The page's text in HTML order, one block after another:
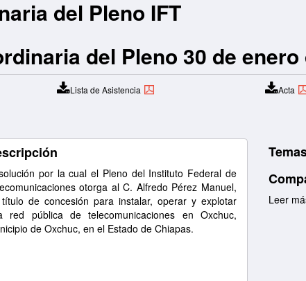
del Pleno IFT
del Pleno 30 de enero
Lista de Asistencia Acta
por la cual el Pleno del Instituto Federal de
otorga al C. Alfredo Pérez Manuel,
de concesión para instalar, operar y explotar
red pública de telecomunicaciones en Oxchuc,
de Oxchuc, en el Estado de Chiapas.
Leer